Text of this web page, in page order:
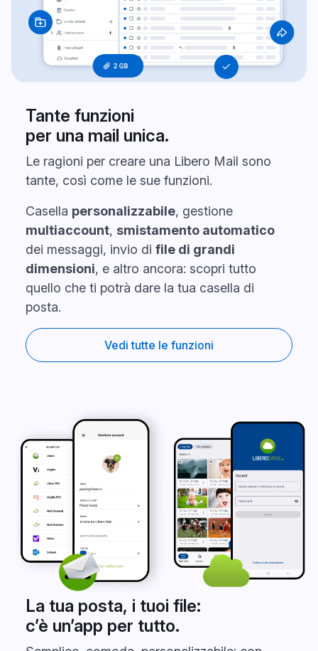
Tante funzioni
per una mail unica.
Le ragioni per creare una Libero Mail sono
tante, così come le sue funzioni.
Casella personalizzabile, gestione
multiaccount, smistamento automatico
dei messaggi, invio di file di grandi
dimensioni, e altro ancora: scopri tutto
quello che ti potrà dare la tua casella di
posta.
Vedi tutte le funzioni
La tua posta, i tuoi file:
c’è un’app per tutto.